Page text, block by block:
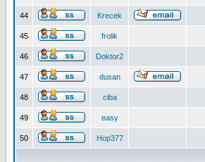
44 Krecek
45 frolik
46 Doktor2
47 dusan
48 ciba
49 easy
50 Hop377